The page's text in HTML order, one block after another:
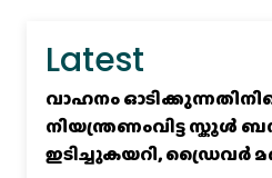
Latest
വാഹനം
നിയന്ത്രണംവിട്ട സ്കൂൾ
ഇടിച്ചുകയറി, ഡ്രൈവർ